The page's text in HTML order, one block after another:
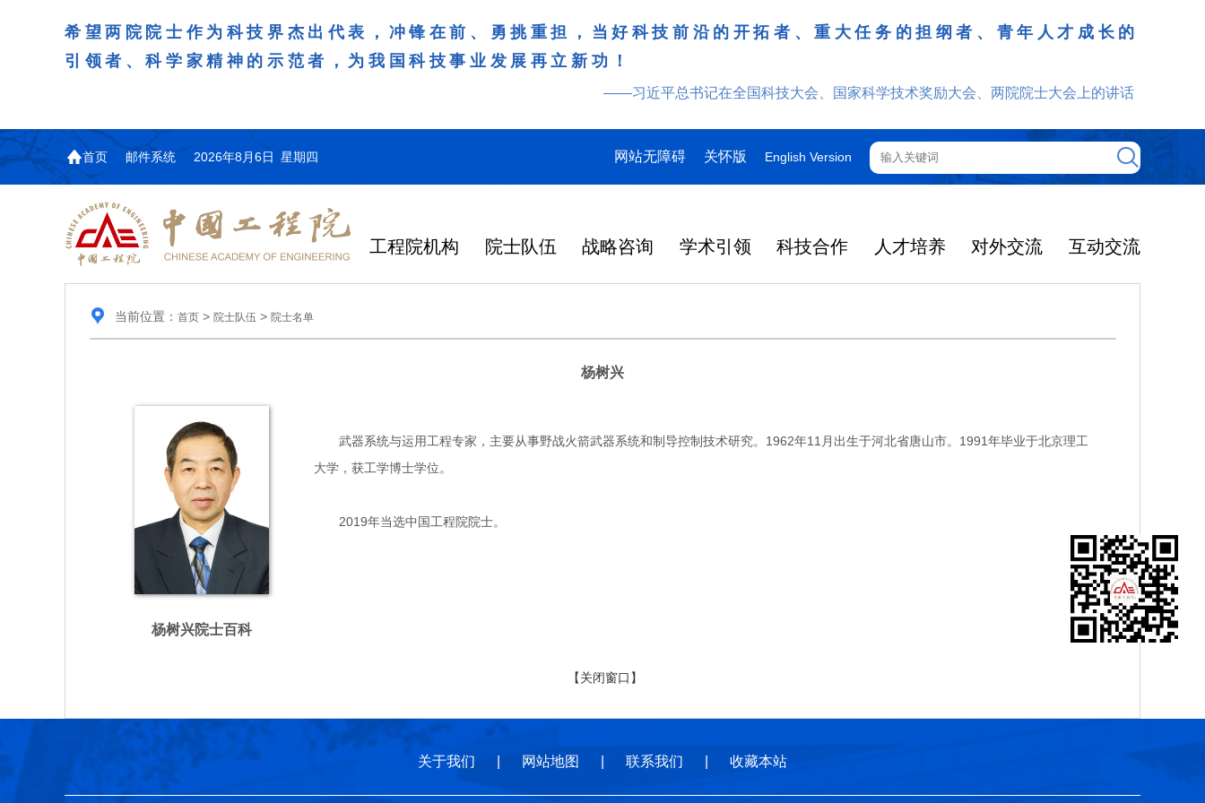
希望两院院士作为科技界杰出代表，冲锋在前、勇挑重担，当好科技前沿的开拓者、重大任务的担纲者、青年人才成长的
引领者、科学家精神的示范者，为我国科技事业发展再立新功！
——习近平总书记在全国科技大会、国家科学技术奖励大会、两院院士大会上的讲话
首页 邮件系统 2026年8月6日 星期四 网站无障碍 关怀版 English Version
工程院机构 院士队伍 战略咨询 学术引领 科技合作 人才培养 对外交流 互动交流
当前位置： 首页> 院士队伍 > 院士名单
杨树兴
杨树兴院士百科
武器系统与运用工程专家，主要从事野战火箭武器系统和制导控制技术研究。1962年11月出生于河北省唐山市。1991年毕业于北京理工
大学，获工学博士学位。
2019年当选中国工程院院士。
【关闭窗口】
关于我们 网站地图 联系我们 收藏本站